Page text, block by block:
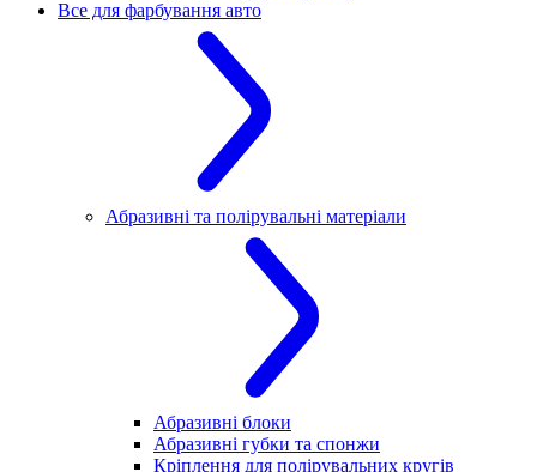
Все для фарбування авто
Абразивні та полірувальні матеріали
Абразивні блоки
Абразивні губки та спонжи
Кріплення для полірувальних кругів